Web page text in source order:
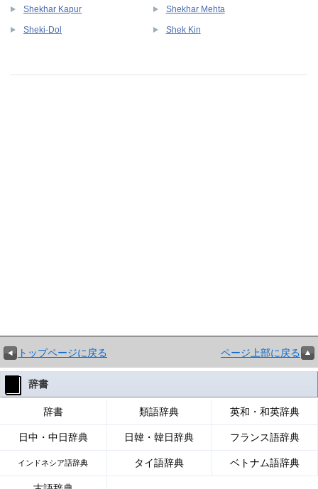
Shekhar Kapur Shekhar Mehta
Sheki-Dol Shek Kin
トップページに戻る ページ上部に戻る
辞書
辞書 類語辞典 英和・和英辞典
日中・中日辞典 日韓・韓日辞典 フランス語辞典
インドネシア語辞典 タイ語辞典 ベトナム語辞典